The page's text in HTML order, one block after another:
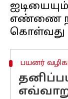
எண்ணை
பயனர்